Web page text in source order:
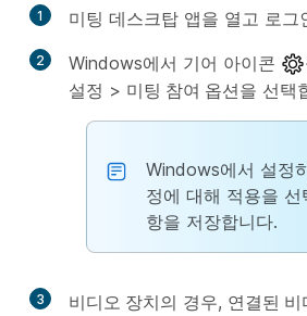
1 미팅 데스크탑 앱을 열고 로그
2 Windows에서 기어 아이콘
설정 > 미팅 참여 옵션을 선택
Windows에서 설정
정에 대해 적용을 선
항을 저장합니다.
3 비디오 장치의 경우, 연결된 비